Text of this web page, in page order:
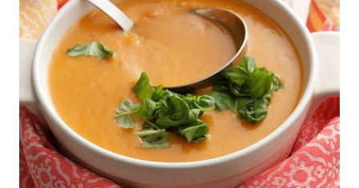
preparados na AirFryer são uma opção de receita prática
e nutritiva para incluir na sua alimentação. Com
benefícios significativos para a saúde, esses chips são
uma alternativa mais saudável às batatas fritas
convencionais. Ao utilizar a AirFryer, você